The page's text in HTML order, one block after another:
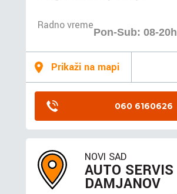
Radno vreme
Pon-Sub: 08-20h
Prikaži na mapi
060 6160626
NOVI SAD
AUTO SERVIS
DAMJANOV